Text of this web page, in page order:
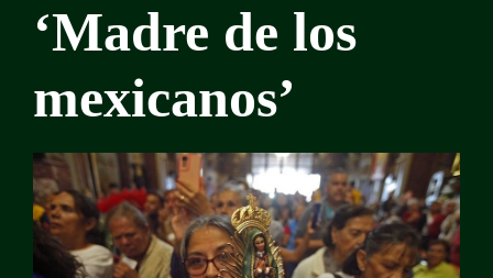
‘Madre de los
mexicanos’